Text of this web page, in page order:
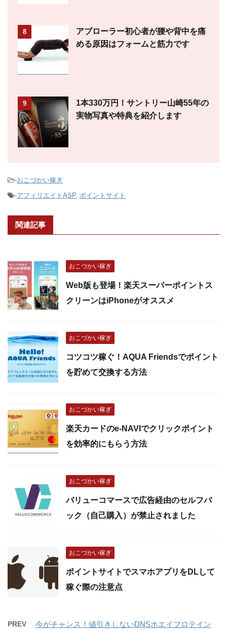
8
アブローラー初心者が腰や背中を痛
める原因はフォームと筋力です
9
1本330万円！サントリー山崎55年の
実物写真や特典を紹介します
-おこづかい稼ぎ
-アフィリエイトASP, ポイントサイト
関連記事
おこづかい稼ぎ
Web版も登場！楽天スーパーポイントス
クリーンはiPhoneがオススメ
おこづかい稼ぎ
コツコツ稼ぐ！AQUA Friendsでポイント
を貯めて交換する方法
おこづかい稼ぎ
楽天カードのe-NAVIでクリックポイント
を効率的にもらう方法
おこづかい稼ぎ
バリューコマースで広告経由のセルフバ
ック（自己購入）が禁止されました
おこづかい稼ぎ
ポイントサイトでスマホアプリをDLして
稼ぐ際の注意点
PREV
今がチャンス！値引きしないDNSホエイプロテイン